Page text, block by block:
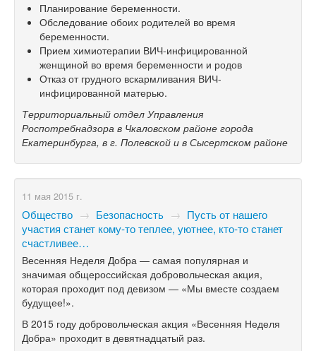
Планирование беременности.
Обследование обоих родителей во время
беременности.
Прием химиотерапии ВИЧ-инфицированной
женщиной во время беременности и родов
Отказ от грудного вскармливания ВИЧ-
инфицированной матерью.
Территориальный отдел Управления
Роспотребнадзора в Чкаловском районе города
Екатеринбурга, в г. Полевской и в Сысертском районе
11 мая 2015 г.
Общество → Безопасность → Пусть от нашего
участия станет кому-то теплее, уютнее, кто-то станет
счастливее…
Весенняя Неделя Добра — самая популярная и
значимая общероссийская добровольческая акция,
которая проходит под девизом — «Мы вместе создаем
будущее!».
В 2015 году добровольческая акция «Весенняя Неделя
Добра» проходит в девятнадцатый раз.